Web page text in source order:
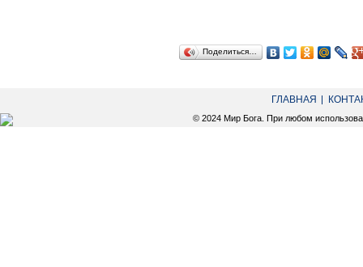
Поделиться…
ГЛАВНАЯ
© 2024 Мир Бога. При любом